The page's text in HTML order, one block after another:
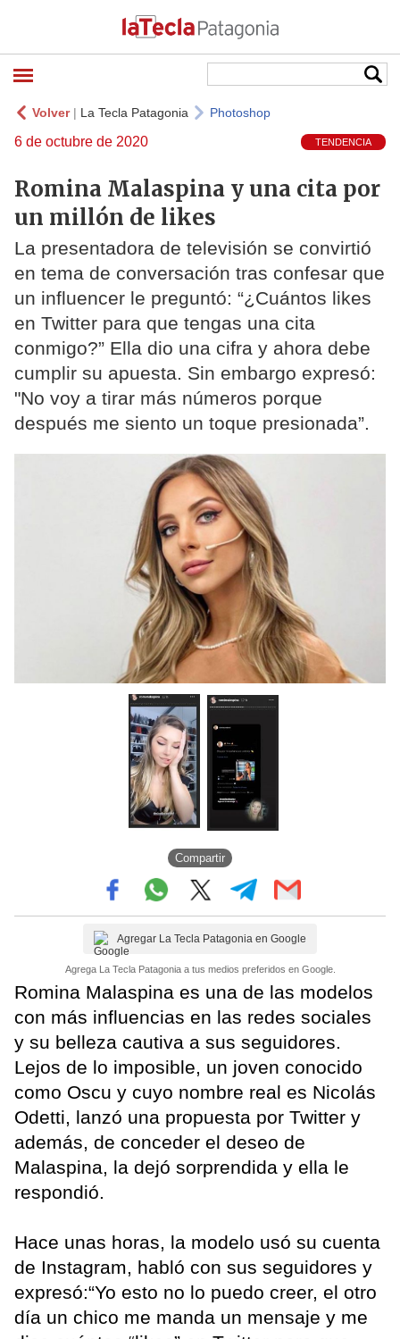
Volver| La Tecla Patagonia Photoshop
6 de octubre de 2020 TENDENCIA
Romina Malaspina y una cita por
un millón de likes
La presentadora de televisión se convirtió
en tema de conversación tras confesar que
un influencer le preguntó: “¿Cuántos likes
en Twitter para que tengas una cita
conmigo?” Ella dio una cifra y ahora debe
cumplir su apuesta. Sin embargo expresó:
"No voy a tirar más números porque
después me siento un toque presionada”.
Compartir
Agregar La Tecla Patagonia en Google
Agrega La Tecla Patagonia a tus medios preferidos en Google.
Romina Malaspina es una de las modelos
con más influencias en las redes sociales
y su belleza cautiva a sus seguidores.
Lejos de lo imposible, un joven conocido
como Oscu y cuyo nombre real es Nicolás
Odetti, lanzó una propuesta por Twitter y
además, de conceder el deseo de
Malaspina, la dejó sorprendida y ella le
respondió.
Hace unas horas, la modelo usó su cuenta
de Instagram, habló con sus seguidores y
expresó:“Yo esto no lo puedo creer, el otro
día un chico me manda un mensaje y me